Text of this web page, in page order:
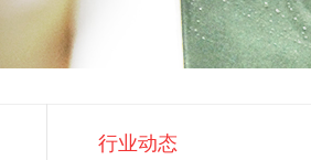
行业动态